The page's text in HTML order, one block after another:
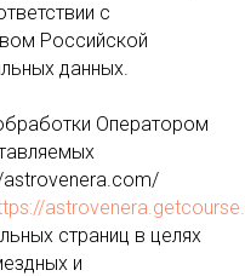
с
Российской
данных.
Оператором
astrovenera.com/
страниц в целях
и